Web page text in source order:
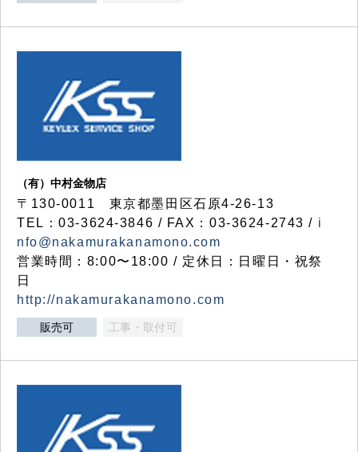
（有）中村金物店
〒130-0011 東京都墨田区石原4-26-13
TEL：03-3624-3846 / FAX：03-3624-2743 / i
nfo@nakamurakanamono.com
営業時間：8:00〜18:00 / 定休日：日曜日・祝祭
日
http://nakamurakanamono.com
販売可 工事・取付可